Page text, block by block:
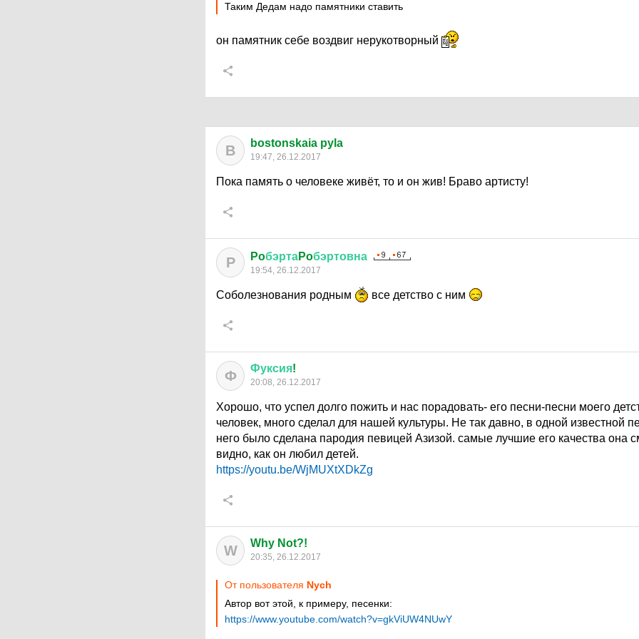
Таким Дедам надо памятники ставить
он памятник себе воздвиг нерукотворный
B bostonskaia pyla
19:47, 26.12.2017
Пока память о человеке живёт, то и он жив! Браво артисту!
P PoбэртаPoбэртовна
19:54, 26.12.2017
Соболезнования родным все детство с ним
Ф Фуксия!
20:08, 26.12.2017
Хорошо, что успел долго пожить и нас порадовать- его песни-песни моего
человек, много сделал для нашей культуры. Не так давно, в одной известной
него было сделана пародия певицей Азизой. самые лучшие его качества она
видно, как он любил детей.
https://youtu.be/WjMUXtXDkZg
W Why Not?!
20:35, 26.12.2017
От пользователя Nych
Автор вот этой, к примеру, песенки:
https://www.youtube.com/watch?v=gkViUW4NUwY